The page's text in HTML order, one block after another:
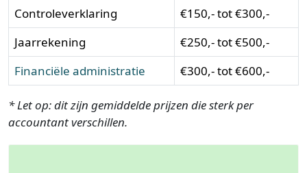
Controleverklaring
€150,- tot €300,-
Jaarrekening
€250,- tot €500,-
Financiële administratie
€300,- tot €600,-
* Let op: dit zijn gemiddelde prijzen die sterk per
accountant verschillen.